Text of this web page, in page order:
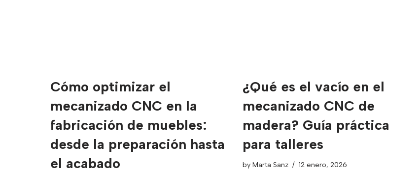
Cómo optimizar el
mecanizado CNC en la
fabricación de muebles:
desde la preparación hasta
el acabado
¿Qué es el vacío en el
mecanizado CNC de
madera? Guía práctica
para talleres
by Marta Sanz 12 enero, 2026